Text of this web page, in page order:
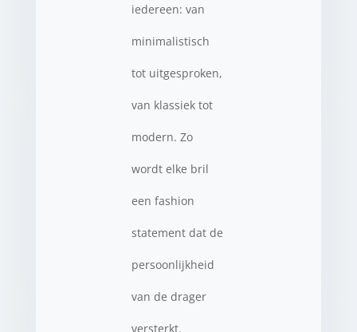
iedereen: van
minimalistisch
tot uitgesproken,
van klassiek tot
modern. Zo
wordt elke bril
een fashion
statement dat de
persoonlijkheid
van de drager
versterkt.